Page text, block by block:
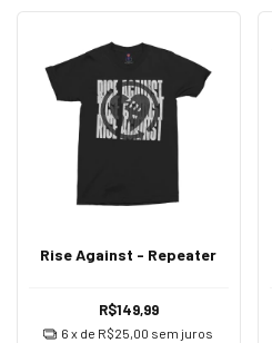
Rise Against - Repeater
R$149,99
6 x de R$25,00 sem juros